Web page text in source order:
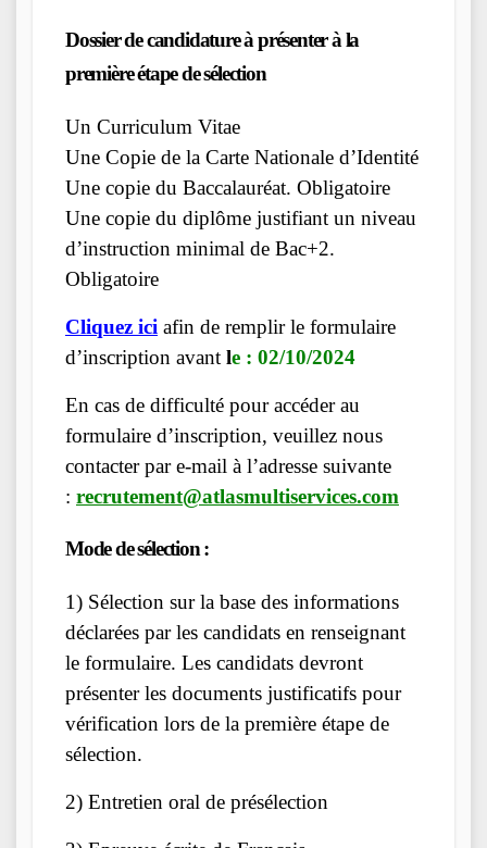
Dossier de candidature à présenter à la
première étape de sélection
Un Curriculum Vitae
Une Copie de la Carte Nationale d’Identité
Une copie du Baccalauréat. Obligatoire
Une copie du diplôme justifiant un niveau
d’instruction minimal de Bac+2.
Obligatoire
Cliquez ici afin de remplir le formulaire
d’inscription avant le : 02/10/2024
En cas de difficulté pour accéder au
formulaire d’inscription, veuillez nous
contacter par e-mail à l’adresse suivante
: recrutement@atlasmultiservices.com
Mode de sélection :
1) Sélection sur la base des informations
déclarées par les candidats en renseignant
le formulaire. Les candidats devront
présenter les documents justificatifs pour
vérification lors de la première étape de
sélection.
2) Entretien oral de présélection